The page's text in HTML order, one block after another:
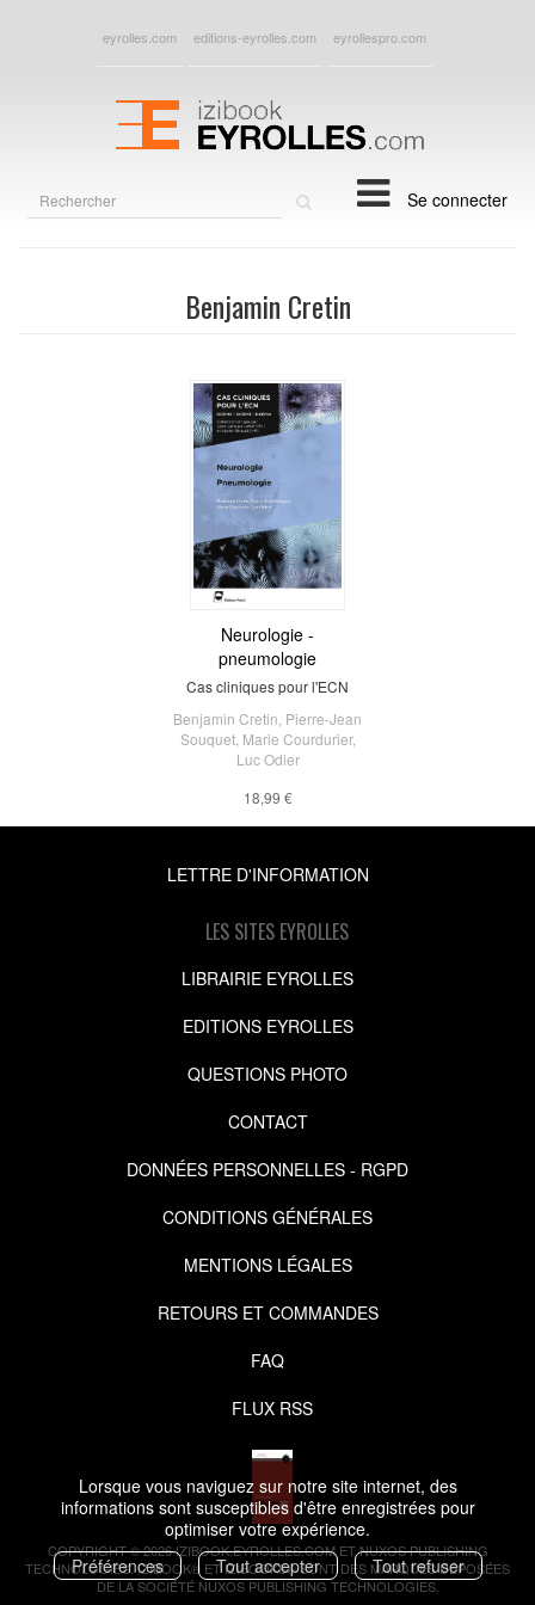
Lorsque vous naviguez sur notre site internet, des
informations sont susceptibles d'être enregistrées pour
optimiser votre expérience.
Préférences
Tout accepter Tout refuser
eyrolles.com editions-eyrolles.com eyrollespro.com
Se connecter
Benjamin Cretin
Neurologie -
pneumologie
Cas cliniques pour l'ECN
Benjamin Cretin Pierre-Jean
Souquet, Marie Courdurier,
Luc Odier
18,99 €
LETTRE D'INFORMATION
LES SITES EYROLLES
LIBRAIRIE EYROLLES
EDITIONS EYROLLES
QUESTIONS PHOTO
CONTACT
DONNÉES PERSONNELLES - RGPD
CONDITIONS GÉNÉRALES
MENTIONS LÉGALES
RETOURS ET COMMANDES
FAQ
FLUX RSS
COPYRIGHT © 2026 IZIBOOK.EYROLLES.COM ET NUXOS PUBLISHING
TECHNOLOGIES.IZIBOOK® ETIZIBOOKS®SONT DES MARQUES DÉPOSÉES
DE LA SOCIÉTÉ NUXOS PUBLISHING TECHNOLOGIES.